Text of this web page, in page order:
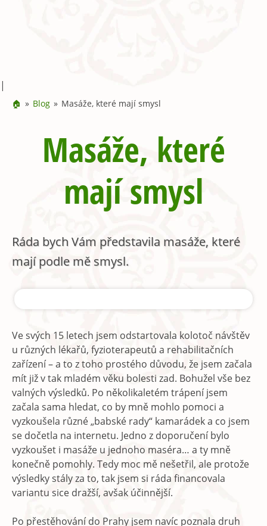
|
🏠 Blog Masáže, které mají smysl
Masáže, které
mají smysl
Ráda bych Vám představila masáže, které
mají podle mě smysl.
Ve svých 15 letech jsem odstartovala kolotoč návštěv
u různých lékařů, fyzioterapeutů a rehabilitačních
zařízení – a to z toho prostého důvodu, že jsem začala
mít již v tak mladém věku bolesti zad. Bohužel vše bez
valných výsledků. Po několikaletém trápení jsem
začala sama hledat, co by mně mohlo pomoci a
vyzkoušela různé „babské rady“ kamarádek a co jsem
se dočetla na internetu. Jedno z doporučení bylo
vyzkoušet i masáže u jednoho maséra… a ty mně
konečně pomohly. Tedy moc mě nešetřil, ale protože
výsledky stály za to, tak jsem si ráda financovala
variantu sice dražší, avšak účinnější.
Po přestěhování do Prahy jsem navíc poznala druh